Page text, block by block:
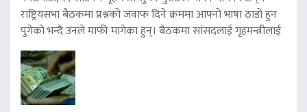
राष्ट्रियसभा बैठकमा प्रश्नको जवाफ दिने क्रममा आफ्नो भाषा ठाडो हुन
पुगेको भन्दै उनले माफी मागेका हुन्। बैठकमा सांसदलाई गृहमन्त्रीलाई